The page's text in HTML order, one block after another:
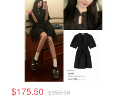
$175.50 $390.00